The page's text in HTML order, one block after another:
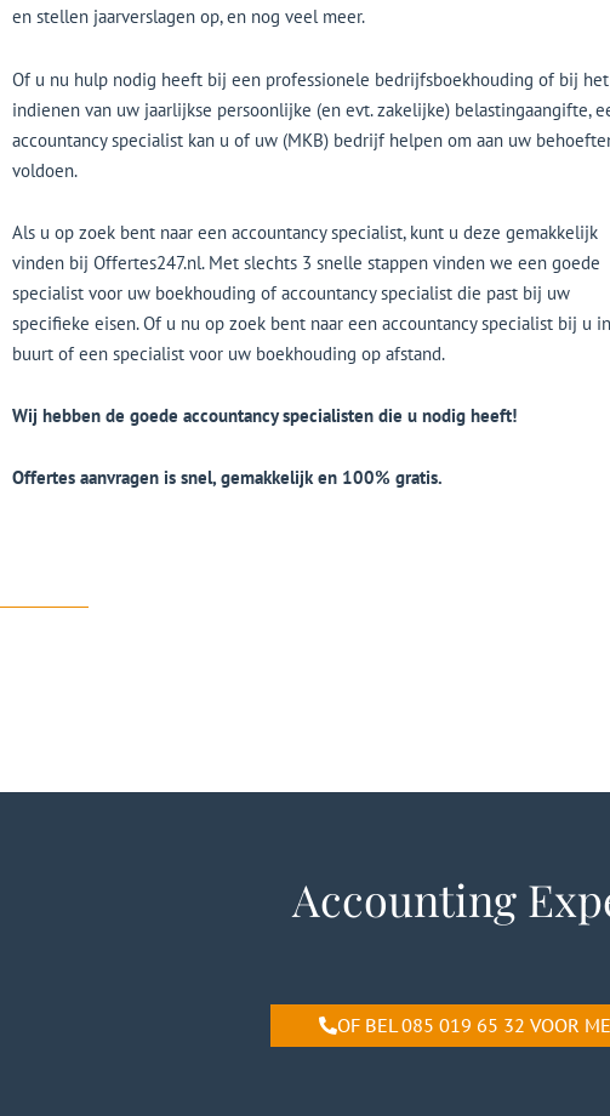
en stellen jaarverslagen op, en nog veel meer.
Of u nu hulp nodig heeft bij een professionele bedrijfsboekhouding of bij het
indienen van uw jaarlijkse persoonlijke (en evt. zakelijke) belastingaangifte,
accountancy specialist kan u of uw (MKB) bedrijf helpen om aan uw
voldoen.
Als u op zoek bent naar een accountancy specialist, kunt u deze gemakkelijk
vinden bij Offertes247.nl. Met slechts 3 snelle stappen vinden we een goede
specialist voor uw boekhouding of accountancy specialist die past bij uw
specifieke eisen. Of u nu op zoek bent naar een accountancy specialist bij u
buurt of een specialist voor uw boekhouding op afstand.
Wij hebben de goede accountancy specialisten die u nodig heeft!
Offertes aanvragen is snel, gemakkelijk en 100% gratis.
Accounting
OF BEL 085 019 65 32 VOOR